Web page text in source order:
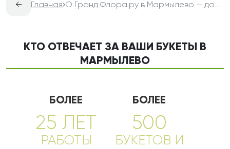
← Главная О Гранд Флора.ру в Мармылево — доставка букетов из цветов
КТО ОТВЕЧАЕТ ЗА ВАШИ БУКЕТЫ В
МАРМЫЛЕВО
БОЛЕЕ
25 ЛЕТ
РАБОТЫ
БОЛЕЕ
500
БУКЕТОВ И